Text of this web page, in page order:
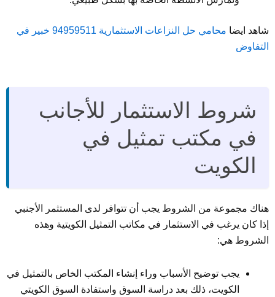
شاهد ايضا
محامي حل النزاعات الاستثمارية 94959511 خبير في
التفاوض
شروط الاستثمار للأجانب
في مكتب تمثيل في
الكويت
هناك مجموعة من الشروط يجب أن تتوافر لدى المستثمر الأجنبي
إذا كان يرغب في الاستثمار في مكاتب التمثيل الكويتية وهذه
الشروط هي:
يجب توضيح الأسباب وراء إنشاء المكتب الخاص بالتمثيل في
الكويت، ذلك بعد دراسة السوق واستفادة السوق الكويتي